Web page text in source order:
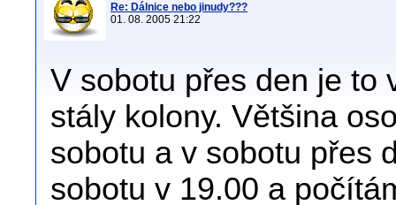
Re: Dálnice nebo jinudy???
01. 08. 2005 21:22
V sobotu přes den je to
stály kolony. Většina
sobotu a v sobotu přes
sobotu v 19.00 a